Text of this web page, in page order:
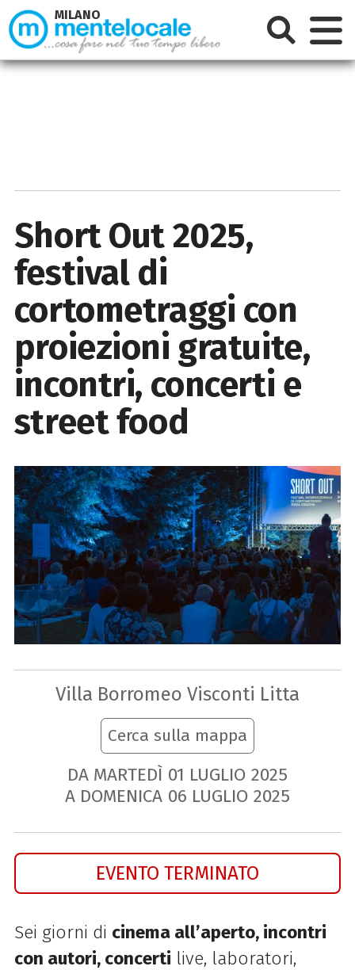
Short Out 2025,
festival di
cortometraggi con
proiezioni gratuite,
incontri, concerti e
street food
Villa Borromeo Visconti Litta
Cerca sulla mappa
DA MARTEDÌ 01 LUGLIO 2025
A DOMENICA 06 LUGLIO 2025
EVENTO TERMINATO
Sei giorni di cinema all’aperto, incontri
con autori, concerti live, laboratori,
MILANO